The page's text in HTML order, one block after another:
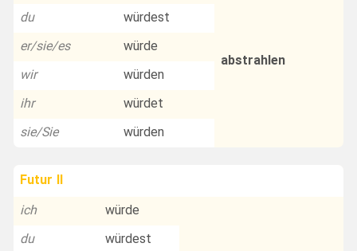
abstrahlen
du
würdest
er/sie/es
würde
wir
würden
ihr
würdet
sie/Sie
würden
Futur II
ich
würde
du
würdest